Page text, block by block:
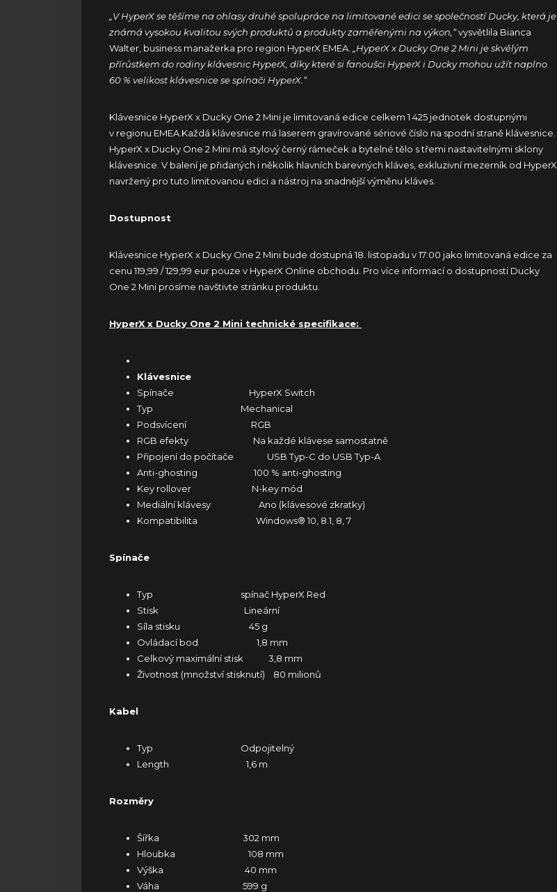
„V HyperX se těšíme na ohlasy druhé spolupráce na limitované edici se společností Ducky, která je
známá vysokou kvalitou svých produktů a produkty zaměřenými na výkon,“vysvětlila Bianca
Walter, business manažerka pro region HyperX EMEA.
„HyperX x Ducky One 2 Mini je skvělým
přírůstkem do rodiny klávesnic HyperX, díky které si fanoušci HyperX i Ducky mohou užít naplno
60 % velikost klávesnice se spínači HyperX.“
Klávesnice HyperX x Ducky One 2 Mini je limitovaná edice celkem 1 425 jednotek dostupnými
v regionu EMEA.Každá klávesnice má laserem gravírované sériové číslo na spodní straně klávesnice.
HyperX x Ducky One 2 Mini má stylový černý rámeček a bytelné tělo s třemi nastavitelnými sklony
klávesnice. V balení je přidaných i několik hlavních barevných kláves, exkluzivní mezerník od HyperX
navržený pro tuto limitovanou edici a nástroj na snadnější výměnu kláves.
Dostupnost
Klávesnice HyperX x Ducky One 2 Mini bude dostupná 18. listopadu v 17:00 jako limitovaná edice za
cenu 119,99 / 129,99 eur pouze v HyperX Online obchodu . Pro více informací o dostupnosti Ducky
One 2 Mini prosíme navštivte stránku produktu
HyperX x Ducky One 2 Mini technické specifikace:
Klávesnice
Spínače HyperX Switch
Typ Mechanical
Podsvícení RGB
RGB efekty Na každé klávese samostatně
Připojení do počítače USB Typ-C do USB Typ-A
Anti-ghosting 100 % anti-ghosting
Key rollover N-key mód
Mediální klávesy Ano (klávesové zkratky)
Kompatibilita Windows® 10, 8.1, 8, 7
Spínače
Typ spínač HyperX Red
Stisk Lineární
Síla stisku 45 g
Ovládací bod 1,8 mm
Celkový maximální stisk 3,8 mm
Životnost (množství stisknutí) 80 milionů
Kabel
Typ Odpojitelný
Length 1,6 m
Rozměry
Šířka 302 mm
Hloubka 108 mm
Výška 40 mm
Váha 599 g